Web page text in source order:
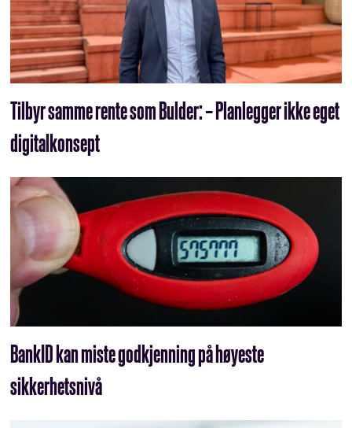
Tilbyr samme rente som Bulder: – Planlegger ikke eget
digitalkonsept
BankID kan miste godkjenning på høyeste
sikkerhetsnivå